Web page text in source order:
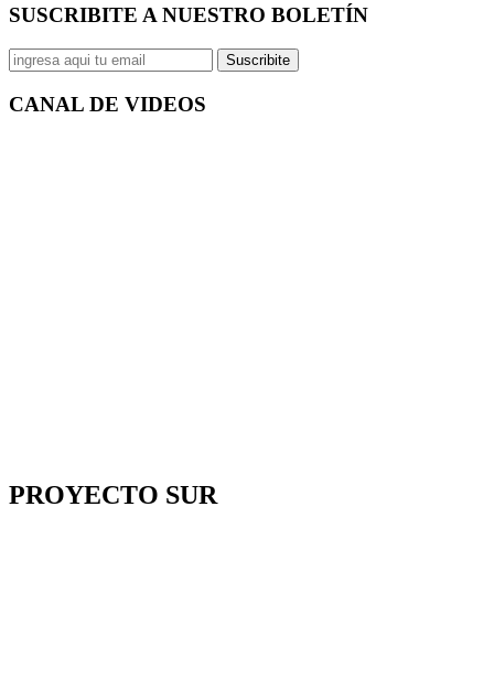
SUSCRIBITE A NUESTRO BOLETÍN
Suscribite
CANAL DE VIDEOS
PROYECTO SUR